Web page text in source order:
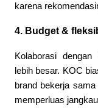
karena
4. Budget &
Kolaborasi
lebih besar. KOC
brand bekerja
memperluas